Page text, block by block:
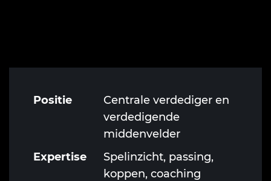
Positie
Centrale verdediger en
verdedigende
middenvelder
Expertise
Spelinzicht, passing,
koppen, coaching